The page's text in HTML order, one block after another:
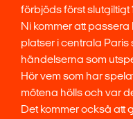
förbjöds först slutgiltigt
Ni kommer att
platser i centrala Paris
händelserna som
Hör vem som har
mötena hölls och var
Det kommer också att